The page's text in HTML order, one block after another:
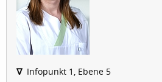
∇ Infopunkt 1, Ebene 5